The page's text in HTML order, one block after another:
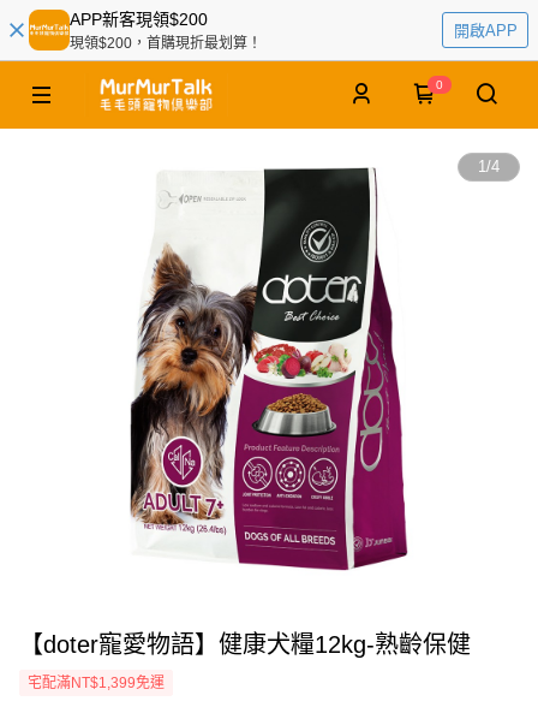
APP新客現領$200
現領$200，首購現折最划算！
開啟APP
0
1/4
【doter寵愛物語】健康犬糧12kg-熟齡保健
宅配滿NT$1,399免運